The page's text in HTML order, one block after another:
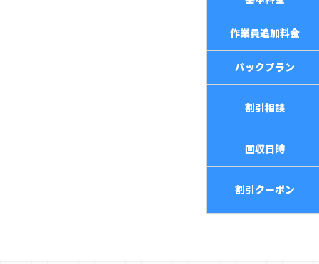
作業員追加料金
パックプラン
割引相談
回収日時
割引クーポン